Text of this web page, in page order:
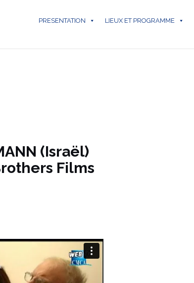
PRESENTATION LIEUX ET PROGRAMME
(Israël)
Films